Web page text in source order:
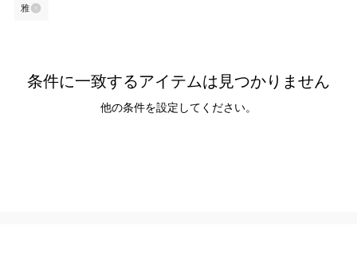
雅
条件に一致するアイテムは見つかりません
他の条件を設定してください。